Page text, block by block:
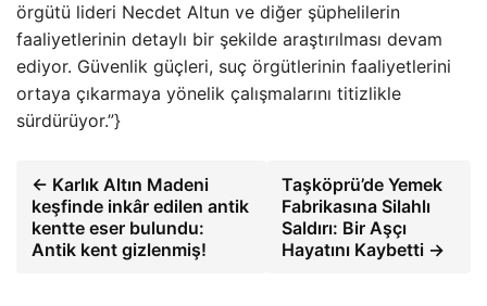
örgütü lideri Necdet Altun ve diğer şüphelilerin
faaliyetlerinin detaylı bir şekilde araştırılması devam
ediyor. Güvenlik güçleri, suç örgütlerinin faaliyetlerini
ortaya çıkarmaya yönelik çalışmalarını titizlikle
sürdürüyor.”}
← Karlık Altın Madeni
keşfinde inkâr edilen antik
kentte eser bulundu:
Antik kent gizlenmiş!
Taşköprü’de Yemek
Fabrikasına Silahlı
Saldırı: Bir Aşçı
Hayatını Kaybetti →